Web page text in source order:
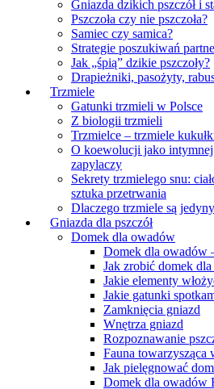
Gniazda dzikich pszczół i
Pszczoła czy nie pszczoła?
Samiec czy samica?
Strategie poszukiwań
Jak „śpią” dzikie pszczoły?
Drapieżniki, pasożyty,
Trzmiele
Gatunki trzmieli w Polsce
Z biologii trzmieli
Trzmielce – trzmiele
O koewolucji jako
zapylaczy
Sekrety trzmielego snu:
sztuka przetrwania
Dlaczego trzmiele są
Gniazda dla pszczół
Domek dla owadów
Domek dla owadów
Jak zrobić domek
Jakie elementy
Jakie gatunki
Zamknięcia gniazd
Wnętrza gniazd
Rozpoznawanie
Fauna
Jak pielęgnować
Domek dla owadów